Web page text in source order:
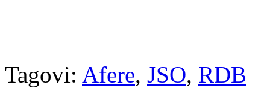
Tagovi: Afere, JSO, RDB